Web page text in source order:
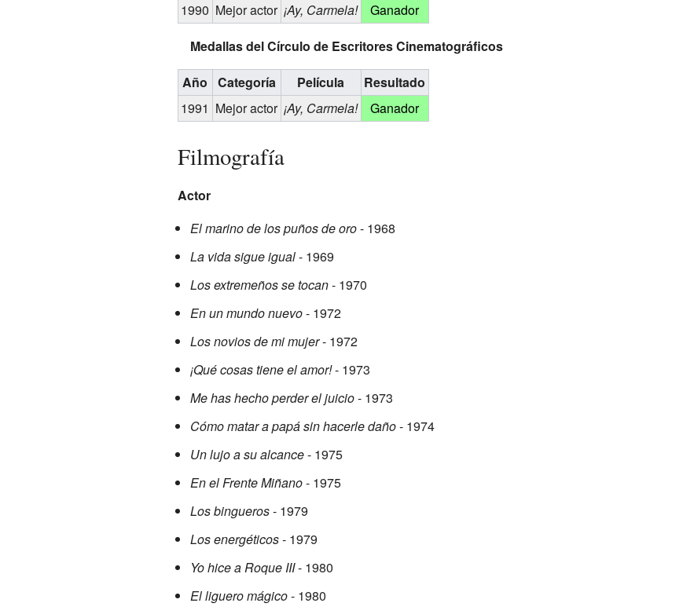
1990 Mejor actor ¡Ay, Carmela!
Ganador
Medallas del Círculo de Escritores Cinematográficos
Año
Categoría Película
Resultado
1991 Mejor actor ¡Ay, Carmela! Ganador
Filmografía
Actor
El marino de los puños de oro- 1968
La vida sigue igual- 1969
Los extremeños se tocan- 1970
En un mundo nuevo- 1972
Los novios de mi mujer- 1972
¡Qué cosas tiene el amor!- 1973
Me has hecho perder el juicio- 1973
Cómo matar a papá sin hacerle daño- 1974
Un lujo a su alcance- 1975
En el Frente Miñano- 1975
Los bingueros- 1979
Los energéticos- 1979
Yo hice a Roque III- 1980
El liguero mágico- 1980